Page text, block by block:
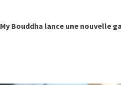
My Bouddha lance une nouvelle